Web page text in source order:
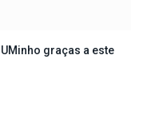
graças a este